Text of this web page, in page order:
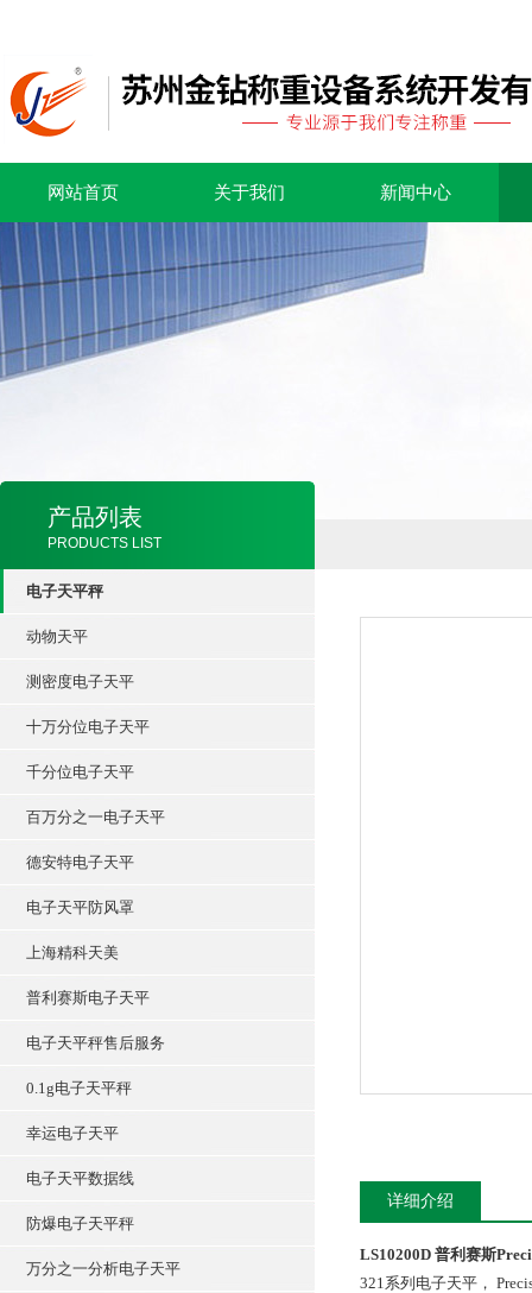
网站首页 关于我们 新闻中心
产品列表
PRODUCTS LIST
电子天平秤
动物天平
测密度电子天平
十万分位电子天平
千分位电子天平
百万分之一电子天平
德安特电子天平
电子天平防风罩
上海精科天美
普利赛斯电子天平
电子天平秤售后服务
0.1g电子天平秤
幸运电子天平
电子天平数据线
防爆电子天平秤
万分之一分析电子天平
详细介绍
LS10200D 普利赛斯
321系列电子天平，